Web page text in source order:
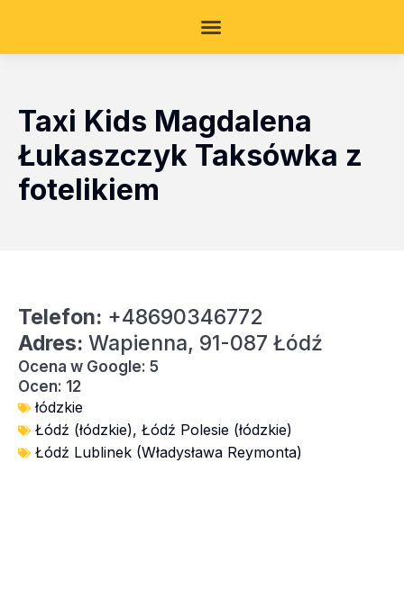
Taxi Kids Magdalena
Łukaszczyk Taksówka z
fotelikiem
Telefon: +48690346772
Adres: Wapienna, 91-087 Łódź
Ocena w Google: 5
Ocen: 12
łódzkie
Łódź (łódzkie), Łódź Polesie (łódzkie)
Łódź Lublinek (Władysława Reymonta)